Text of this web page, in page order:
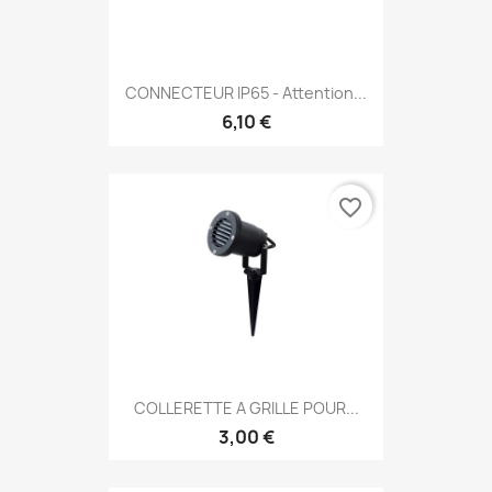
CONNECTEUR IP65 - Attention...
6,10 €
COLLERETTE A GRILLE POUR...
3,00 €
favorite_border